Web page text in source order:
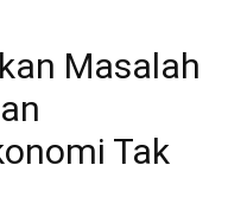
Masalah
Tak